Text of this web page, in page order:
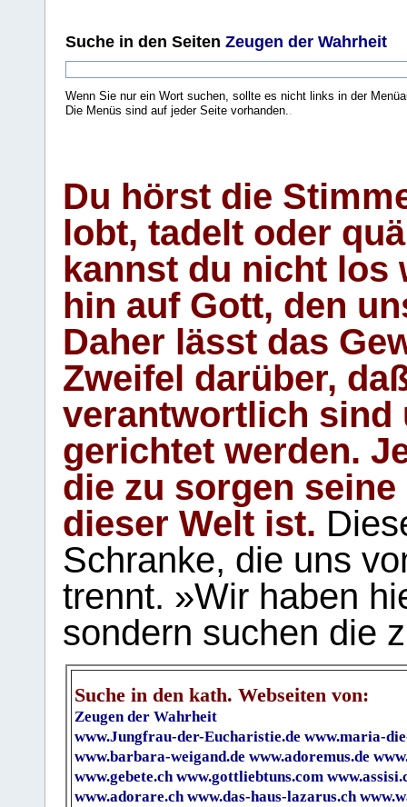
Suche in den Seiten Zeugen der Wahrheit
Wenn Sie nur ein Wort suchen, sollte es nicht links in der
Die Menüs sind auf jeder Seite vorhanden..
Du hörst die
lobt, tadelt oder
kannst du nicht los
hin auf Gott, den
Daher lässt das
Zweifel darüber,
verantwortlich sind
gerichtet werden.
die zu sorgen
dieser Welt ist.
Schranke, die uns
trennt. »Wir haben
sondern suchen die
Suche in den kath. Webseiten von:
Zeugen der Wahrheit
www.Jungfrau-der-Eucharistie.de www.maria-
www.barbara-weigand.de www.adoremus.de
www.gebete.ch www.gottliebtuns.com
www.adorare.ch www.das-haus-lazarus.ch